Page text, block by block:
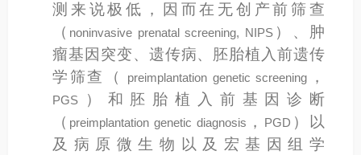
测来说极低，因而在无创产前筛查
（ noninvasive prenatal screening, NIPS）
、肿
瘤基因突变、遗传病、胚胎植入前遗传
学筛查
（ preimplantation genetic screening ，
PGS ） 和 胚胎植入前基因诊断
（ preimplantation genetic diagnosis ， PGD ）
以
及病原微生物以及宏基因组学